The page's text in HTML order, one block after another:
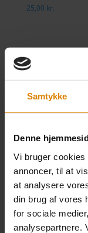
Samtykke
Denne
Vi bruger
annoncer, til at
at analysere
din brug af vores
for sociale
analysepartnere.
25,00 kr.
Kornvænget 32
Uvelse
FØLG
Facebook